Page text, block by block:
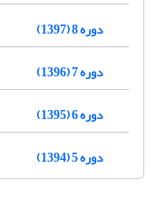
دوره 8 (1397)
دوره 7 (1396)
دوره 6 (1395)
دوره 5 (1394)